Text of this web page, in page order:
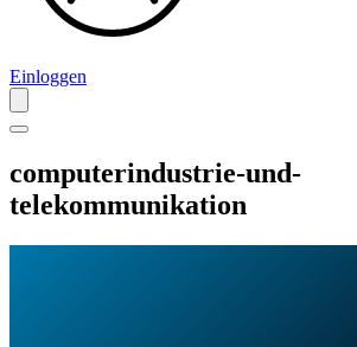
Einloggen
computerindustrie-und-
telekommunikation